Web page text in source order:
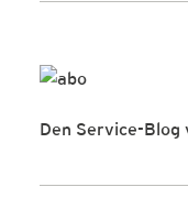
Den Service-Blog